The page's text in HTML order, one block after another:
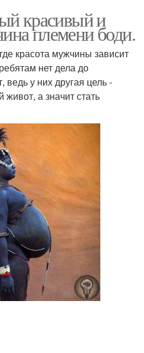
красивый и
племени боди.
красота мужчины зависит
нет дела до
ведь у них другая цель -
а значит стать